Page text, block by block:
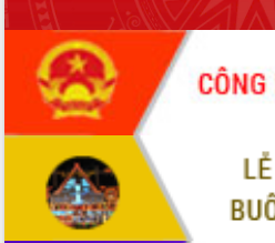
VIDEO
Không có file video nào để phát.